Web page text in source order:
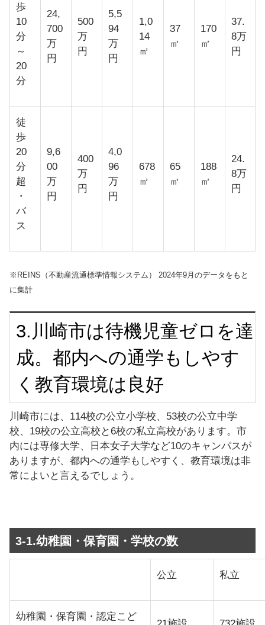
歩
10
分
～
20
分
24,
700
万
円
500
万
円
5,5
94
万
円
1,0
14
㎡
37
㎡
170
㎡
37.
8万
円
徒
歩
20
分
超
・
バ
ス
9,6
00
万
円
400
万
円
4,0
96
万
円
678
㎡
65
㎡
188
㎡
24.
8万
円
※REINS（不動産流通標準情報システム） 2024年9月のデータをもと
に集計
3.川崎市は待機児童ゼロを達
成。都内への通学もしやす
く教育環境は良好
川崎市には、114校の公立小学校、53校の公立中学
校、19校の公立高校と6校の私立高校があります。市
内には専修大学、日本女子大学など10のキャンパスが
ありますが、都内への通学もしやすく、教育環境は非
常によいと言えるでしょう。
3-1.幼稚園・保育園・学校の数
公立 私立
幼稚園・保育園・認定こど